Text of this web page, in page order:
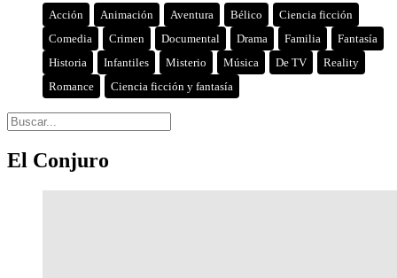
Acción Animación Aventura Bélico
Ciencia ficción
Comedia
Crimen Documental Drama Familia
Fantasía
Historia
Infantiles Misterio Música De TV
Reality
Romance
Ciencia ficción y fantasía
El Conjuro